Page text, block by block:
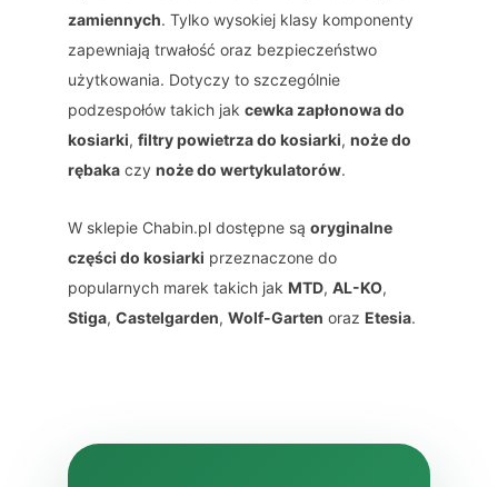
zamiennych. Tylko wysokiej klasy komponenty
zapewniają trwałość oraz bezpieczeństwo
użytkowania. Dotyczy to szczególnie
podzespołów takich jak cewka zapłonowa do
kosiarki, filtry powietrza do kosiarki, noże do
rębaka czy noże do wertykulatorów.
W sklepie Chabin.pl dostępne są oryginalne
części do kosiarki przeznaczone do
popularnych marek takich jak MTD, AL-KO,
Stiga, Castelgarden, Wolf-Garten oraz Etesia.